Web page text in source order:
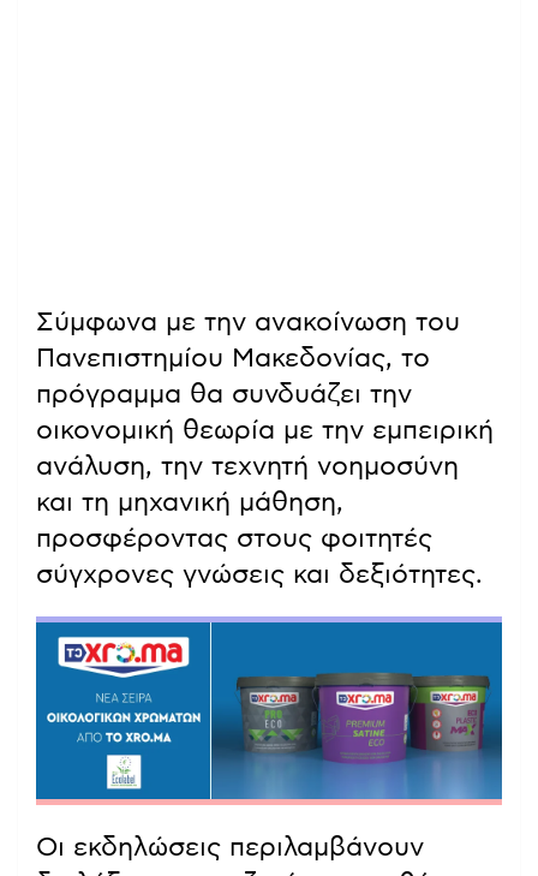
Σύμφωνα με την ανακοίνωση του
Πανεπιστημίου Μακεδονίας, το
πρόγραμμα θα συνδυάζει την
οικονομική θεωρία με την εμπειρική
ανάλυση, την τεχνητή νοημοσύνη
και τη μηχανική μάθηση,
προσφέροντας στους φοιτητές
σύγχρονες γνώσεις και δεξιότητες.
Οι εκδηλώσεις περιλαμβάνουν